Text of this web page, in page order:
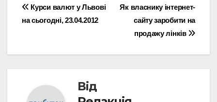
Навігація
записів
Як власнику інтернет-
сайту заробити на
продажу лінків
Курси валют у Львові
на сьогодні, 23.04.2012
Від